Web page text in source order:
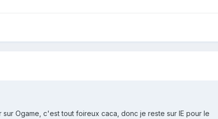
Ogame, c'est tout foireux caca, donc je reste sur IE pour le